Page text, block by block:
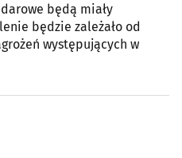
będą miały
będzie zależało od
występujących w